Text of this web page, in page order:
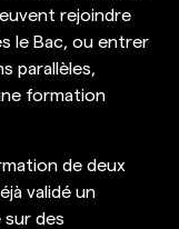
rejoindre
le Bac, ou entrer
parallèles,
formation
de deux
validé un
des